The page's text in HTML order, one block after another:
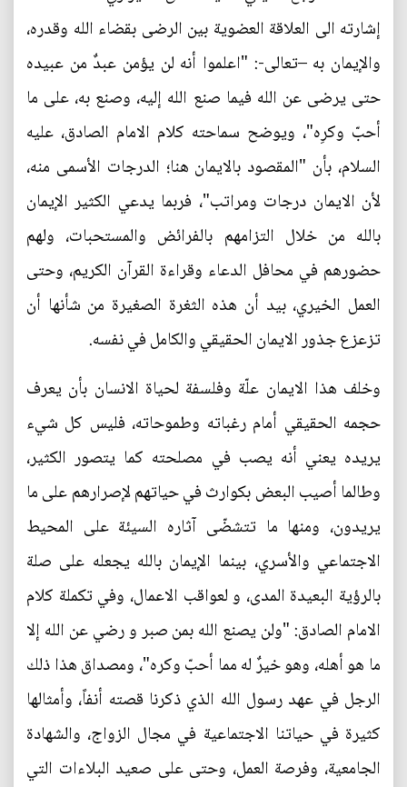
إشارته الى العلاقة العضوية بين الرضى بقضاء الله وقدره،
والإيمان به –تعالى-: "اعلموا أنه لن يؤمن عبدٌ من عبيده
حتى يرضى عن الله فيما صنع الله إليه، وصنع به، على ما
أحبّ وكرِه"، ويوضح سماحته كلام الامام الصادق، عليه
السلام، بأن "المقصود بالايمان هنا؛ الدرجات الأسمى منه،
لأن الايمان درجات ومراتب"، فربما يدعي الكثير الإيمان
بالله من خلال التزامهم بالفرائض والمستحبات، ولهم
حضورهم في محافل الدعاء وقراءة القرآن الكريم، وحتى
العمل الخيري، بيد أن هذه الثغرة الصغيرة من شأنها أن
تزعزع جذور الايمان الحقيقي والكامل في نفسه.
وخلف هذا الايمان علّة وفلسفة لحياة الانسان بأن يعرف
حجمه الحقيقي أمام رغباته وطموحاته، فليس كل شيء
يريده يعني أنه يصب في مصلحته كما يتصور الكثير،
وطالما أصيب البعض بكوارث في حياتهم لإصرارهم على ما
يريدون، ومنها ما تتشضّى آثاره السيئة على المحيط
الاجتماعي والأسري، بينما الإيمان بالله يجعله على صلة
بالرؤية البعيدة المدى، و لعواقب الاعمال، وفي تكملة كلام
الامام الصادق: "ولن يصنع الله بمن صبر و رضي عن الله إلا
ما هو أهله، وهو خيرٌ له مما أحبّ وكره"، ومصداق هذا ذلك
الرجل في عهد رسول الله الذي ذكرنا قصته أنفاً، وأمثالها
كثيرة في حياتنا الاجتماعية في مجال الزواج، والشهادة
الجامعية، وفرصة العمل، وحتى على صعيد البلاءات التي